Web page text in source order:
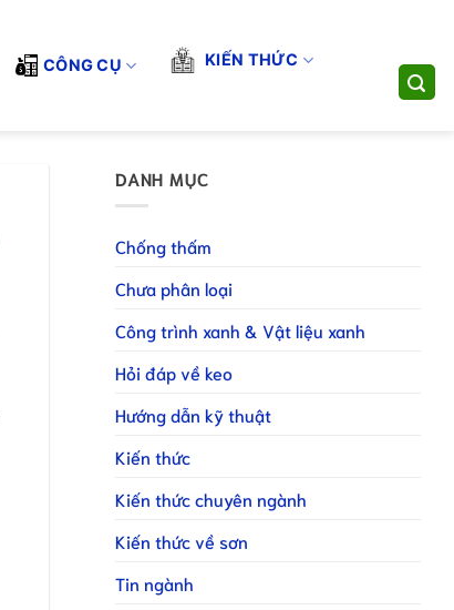
CÔNG CỤ KIẾN THỨC
DANH MỤC
Chống thấm
Chưa phân loại
Công trình xanh & Vật liệu xanh
Hỏi đáp về keo
Hướng dẫn kỹ thuật
Kiến thức
Kiến thức chuyên ngành
Kiến thức về sơn
Tin ngành